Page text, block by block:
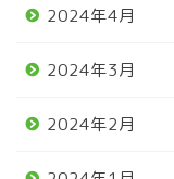
2024年4月
2024年3月
2024年2月